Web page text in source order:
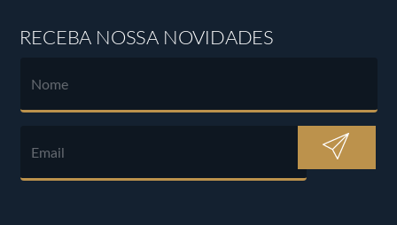
RECEBA NOSSA NOVIDADES